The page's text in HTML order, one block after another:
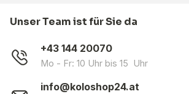
Unser Team ist für Sie da
+43 144 20070
Mo - Fr: 10 Uhr bis 15 Uhr
info@koloshop24.at